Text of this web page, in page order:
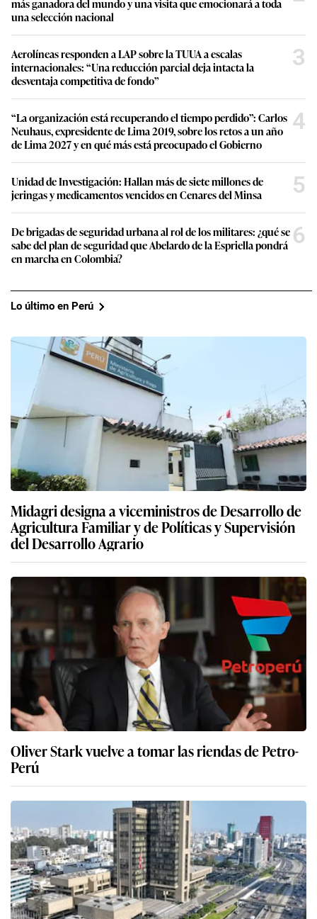
una selección nacional
Aerolíneas responden a LAP sobre la TUUA a escalas
internacionales: “Una reducción parcial deja intacta la
desventaja competitiva de fondo”
3
“La organización está recuperando el tiempo perdido”: Carlos
Neuhaus, expresidente de Lima 2019, sobre los retos a un año
de Lima 2027 y en qué más está preocupado el Gobierno
4
Unidad de Investigación: Hallan más de siete millones de
jeringas y medicamentos vencidos en Cenares del Minsa
5
De brigadas de seguridad urbana al rol de los militares: ¿qué se
sabe del plan de seguridad que Abelardo de la Espriella pondrá
en marcha en Colombia?
6
Lo último en Perú
Midagri designa a viceministros de Desarrollo de
Agricultura Familiar y de Políticas y Supervisión
del Desarrollo Agrario
Oliver Stark vuelve a tomar las riendas de Petro-
Perú